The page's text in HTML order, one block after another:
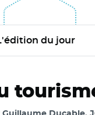
du jour